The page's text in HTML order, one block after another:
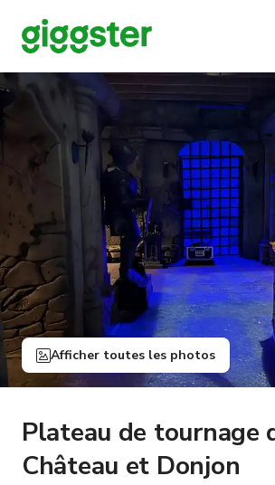
Afficher toutes les photos
Plateau de tournage
Château et Donjon